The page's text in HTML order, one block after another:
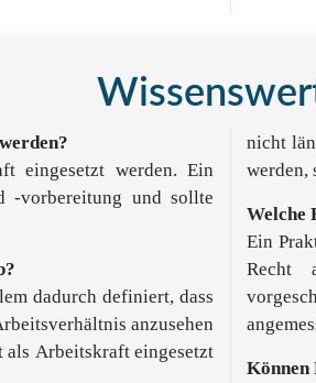
eingesetzt werden. Ein
-vorbereitung und sollte
dadurch definiert, dass
anzusehen
Arbeitskraft eingesetzt
nicht
werden,
Welche
Ein
Recht
Können